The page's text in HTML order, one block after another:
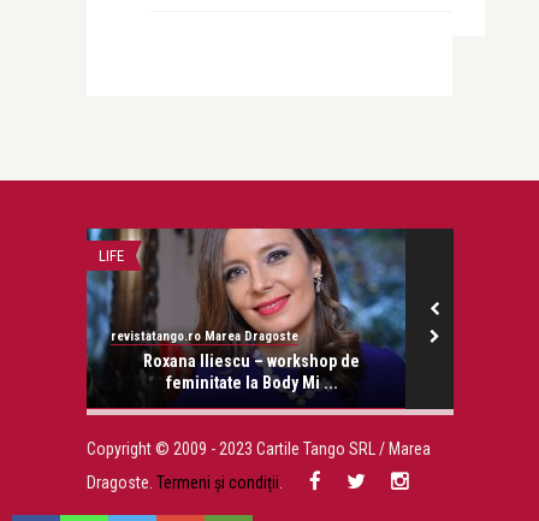
LIFE
revistatango.ro Marea Dragoste
Roxana Iliescu – workshop de
feminitate la Body Mi ...
Copyright © 2009 - 2023 Cartile Tango SRL / Marea
Dragoste. Termeni și condiții.